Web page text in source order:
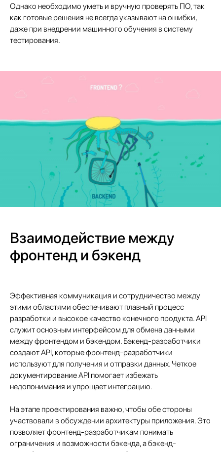
Однако необходимо уметь и вручную проверять ПО, так
как готовые решения не всегда указывают на ошибки,
даже при внедрении машинного обучения в систему
тестирования.
Взаимодействие между
фронтенд и бэкенд
Эффективная коммуникация и сотрудничество между
этими областями обеспечивают плавный процесс
разработки и высокое качество конечного продукта. API
служит основным интерфейсом для обмена данными
между фронтендом и бэкендом. Бэкенд-разработчики
создают API, которые фронтенд-разработчики
используют для получения и отправки данных. Четкое
документирование API помогает избежать
недопонимания и упрощает интеграцию.
На этапе проектирования важно, чтобы обе стороны
участвовали в обсуждении архитектуры приложения. Это
позволяет фронтенд-разработчикам понимать
ограничения и возможности бэкенда, а бэкенд-
Подобрать специалиста?
+7
предложение в течении часа!
Заполняя данную форму, вы даетеСогласие на обработку
Персональных данных
и соглашаетесь с
отношении обработки персональных данных